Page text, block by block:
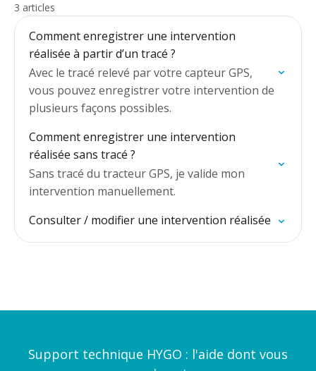
3 articles
Comment enregistrer une intervention
réalisée à partir d’un tracé ?
Avec le tracé relevé par votre capteur GPS,
vous pouvez enregistrer votre intervention de
plusieurs façons possibles.
Comment enregistrer une intervention
réalisée sans tracé ?
Sans tracé du tracteur GPS, je valide mon
intervention manuellement.
Consulter / modifier une intervention réalisée
Support technique HYGO : l'aide dont vous